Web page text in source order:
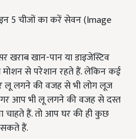
5 चीजों का करें सेवन (Image
खान-पान या डाइजेस्टिव
से परेशान रहते हैं. लेकिन कई
लू लगने की वजह से भी लोग लूज
आप भी लू लगने की वजह से दस्त
चाहते हैं. तो आप घर की ही कुछ
हैं.